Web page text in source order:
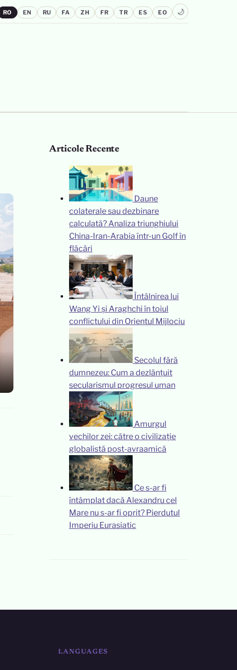
RO EN RU FA ZH FR TR ES EO 🌙
Articole Recente
Daune
colaterale sau dezbinare
calculată? Analiza triunghiului
China-Iran-Arabia într-un Golf în
flăcări
Întâlnirea lui
Wang Yi și Araghchi în toiul
conflictului din Orientul Mijlociu
Secolul fără
dumnezeu: Cum a dezlănțuit
secularismul progresul uman
Amurgul
vechilor zei: către o civilizație
globalistă post-avraamică
Ce s-ar fi
întâmplat dacă Alexandru cel
Mare nu s-ar fi oprit? Pierdutul
Imperiu Eurasiatic
LANGUAGES